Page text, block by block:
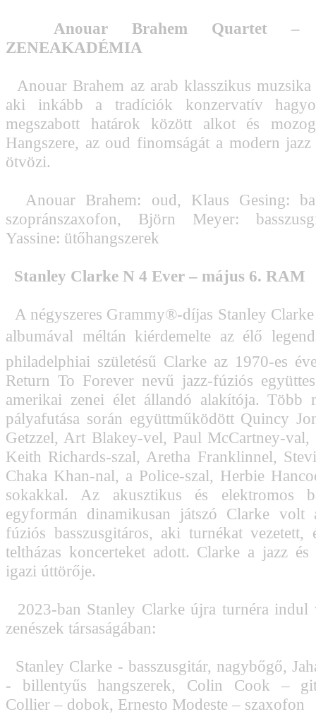
Anouar Brahem Quartet
ZENEAKADÉMIA
Anouar Brahem az arab klasszikus muzsika
aki inkább a tradíciók konzervatív
megszabott határok között alkot és
Hangszere, az oud finomságát a modern
ötvözi.
Anouar Brahem: oud, Klaus Gesing:
szopránszaxofon, Björn Meyer:
Yassine: ütőhangszerek
Stanley Clarke N 4 Ever – május 6. RAM
A négyszeres Grammy®-díjas Stanley
albumával méltán kiérdemelte az élő
philadelphiai születésű Clarke az 1970-es
Return To Forever nevű jazz-fúziós
amerikai zenei élet állandó alakítója. Több
pályafutása során együttműködött Quincy
Getzzel, Art Blakey-vel, Paul McCartney-
Keith Richards-szal, Aretha Franklinnel,
Chaka Khan-nal, a Police-szal, Herbie
sokakkal. Az akusztikus és elektromos
egyformán dinamikusan játszó Clarke volt
fúziós basszusgitáros, aki turnékat vezetett,
teltházas koncerteket adott. Clarke a jazz
igazi úttörője.
2023-ban Stanley Clarke újra turnéra indul
zenészek társaságában:
Stanley Clarke - basszusgitár, nagybőgő,
- billentyűs hangszerek, Colin Cook –
Collier – dobok, Ernesto Modeste – szaxofon